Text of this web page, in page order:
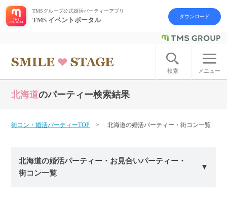
ログイン アカウント登録
はじめての方へ
今週の婚活パーティー
よくあるご質問
TMSグループ公式婚活パーティーアプリ
TMS イベントポータル ダウンロード
検索 メニュー
北海道のパーティー検索結果
街コン・婚活パーティーTOP 北海道の婚活パーティー・街コン一覧
北海道の婚活パーティー・お見合いパーティー・
街コン一覧